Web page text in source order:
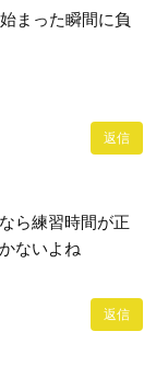
まった瞬間に負
返信
ら練習時間が正
ないよね
返信